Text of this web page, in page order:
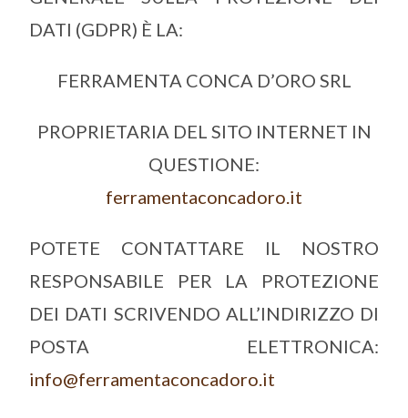
DATI (GDPR) È LA:
FERRAMENTA CONCA D’ORO SRL
PROPRIETARIA DEL SITO INTERNET IN
QUESTIONE:
ferramentaconcadoro.it
POTETE CONTATTARE IL NOSTRO
RESPONSABILE PER LA PROTEZIONE
DEI DATI SCRIVENDO ALL’INDIRIZZO DI
POSTA ELETTRONICA:
info@ferramentaconcadoro.it